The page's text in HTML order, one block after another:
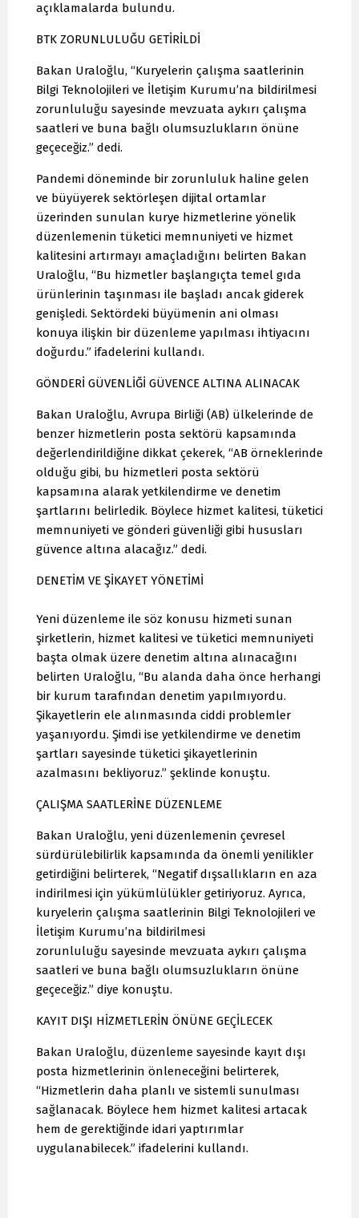
açıklamalarda bulundu.
BTK ZORUNLULUĞU GETİRİLDİ
Bakan Uraloğlu, “Kuryelerin çalışma saatlerinin
Bilgi Teknolojileri ve İletişim Kurumu’na bildirilmesi
zorunluluğu sayesinde mevzuata aykırı çalışma
saatleri ve buna bağlı olumsuzlukların önüne
geçeceğiz.” dedi.
Pandemi döneminde bir zorunluluk haline gelen
ve büyüyerek sektörleşen dijital ortamlar
üzerinden sunulan kurye hizmetlerine yönelik
düzenlemenin tüketici memnuniyeti ve hizmet
kalitesini artırmayı amaçladığını belirten Bakan
Uraloğlu, “Bu hizmetler başlangıçta temel gıda
ürünlerinin taşınması ile başladı ancak giderek
genişledi. Sektördeki büyümenin ani olması
konuya ilişkin bir düzenleme yapılması ihtiyacını
doğurdu.” ifadelerini kullandı.
GÖNDERİ GÜVENLİĞİ GÜVENCE ALTINA ALINACAK
Bakan Uraloğlu, Avrupa Birliği (AB) ülkelerinde de
benzer hizmetlerin posta sektörü kapsamında
değerlendirildiğine dikkat çekerek, “AB örneklerinde
olduğu gibi, bu hizmetleri posta sektörü
kapsamına alarak yetkilendirme ve denetim
şartlarını belirledik. Böylece hizmet kalitesi, tüketici
memnuniyeti ve gönderi güvenliği gibi hususları
güvence altına alacağız.” dedi.
DENETİM VE ŞİKAYET YÖNETİMİ
Yeni düzenleme ile söz konusu hizmeti sunan
şirketlerin, hizmet kalitesi ve tüketici memnuniyeti
başta olmak üzere denetim altına alınacağını
belirten Uraloğlu, “Bu alanda daha önce herhangi
bir kurum tarafından denetim yapılmıyordu.
Şikayetlerin ele alınmasında ciddi problemler
yaşanıyordu. Şimdi ise yetkilendirme ve denetim
şartları sayesinde tüketici şikayetlerinin
azalmasını bekliyoruz.” şeklinde konuştu.
ÇALIŞMA SAATLERİNE DÜZENLEME
Bakan Uraloğlu, yeni düzenlemenin çevresel
sürdürülebilirlik kapsamında da önemli yenilikler
getirdiğini belirterek, “Negatif dışsallıkların en aza
indirilmesi için yükümlülükler getiriyoruz. Ayrıca,
kuryelerin çalışma saatlerinin Bilgi Teknolojileri ve
İletişim Kurumu’na bildirilmesi
zorunluluğu sayesinde mevzuata aykırı çalışma
saatleri ve buna bağlı olumsuzlukların önüne
geçeceğiz.” diye konuştu.
KAYIT DIŞI HİZMETLERİN ÖNÜNE GEÇİLECEK
Bakan Uraloğlu, düzenleme sayesinde kayıt dışı
posta hizmetlerinin önleneceğini belirterek,
“Hizmetlerin daha planlı ve sistemli sunulması
sağlanacak. Böylece hem hizmet kalitesi artacak
hem de gerektiğinde idari yaptırımlar
uygulanabilecek.” ifadelerini kullandı.